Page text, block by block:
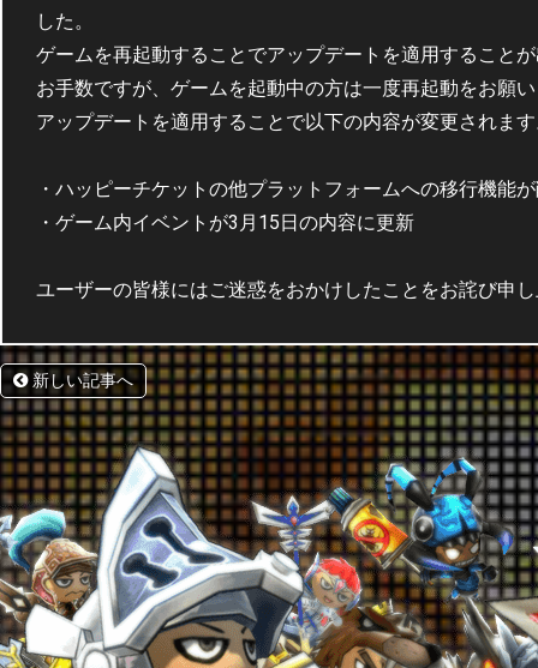
した。
ゲームを再起動することでアップデートを適用すること
お手数ですが、ゲームを起動中の方は一度再起動をお願
アップデートを適用することで以下の内容が変更されま
・ハッピーチケットの他プラットフォームへの移行機能
・ゲーム内イベントが3月15日の内容に更新
ユーザーの皆様にはご迷惑をおかけしたことをお詫び申
新しい記事へ